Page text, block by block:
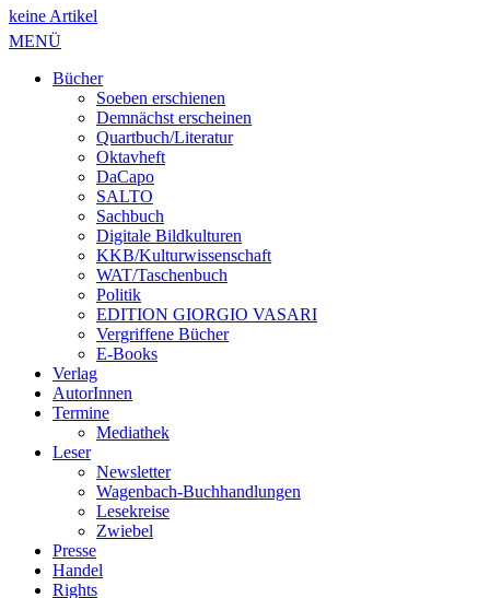
keine Artikel
MENÜ
Bücher
Soeben erschienen
Demnächst erscheinen
Quartbuch/Literatur
Oktavheft
DaCapo
SALTO
Sachbuch
Digitale Bildkulturen
KKB/Kulturwissenschaft
WAT/Taschenbuch
Politik
EDITION GIORGIO VASARI
Vergriffene Bücher
E-Books
Verlag
AutorInnen
Termine
Mediathek
Leser
Newsletter
Wagenbach-Buchhandlungen
Lesekreise
Zwiebel
Presse
Handel
Rights